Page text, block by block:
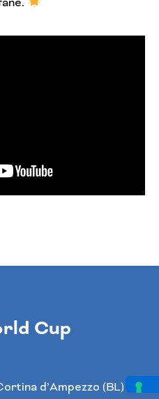
Cup
d’Ampezzo (BL)